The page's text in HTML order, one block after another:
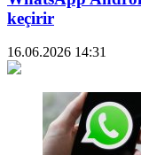
keçirir
16.06.2026 14:31